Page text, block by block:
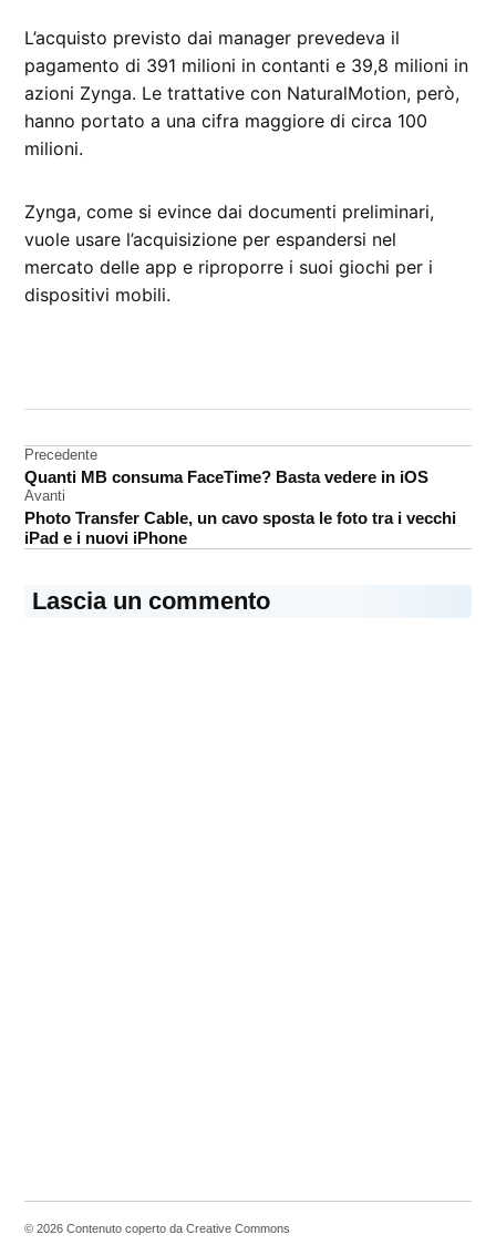
L’acquisto previsto dai manager prevedeva il
pagamento di 391 milioni in contanti e 39,8 milioni in
azioni Zynga. Le trattative con NaturalMotion, però,
hanno portato a una cifra maggiore di circa 100
milioni.
Zynga, come si evince dai documenti preliminari,
vuole usare l’acquisizione per espandersi nel
mercato delle app e riproporre i suoi giochi per i
dispositivi mobili.
Navigazione
articoli
Precedente
Quanti MB consuma FaceTime? Basta vedere in iOS
Avanti
Photo Transfer Cable, un cavo sposta le foto tra i vecchi
iPad e i nuovi iPhone
Lascia un commento
© 2026 Contenuto coperto da Creative Commons